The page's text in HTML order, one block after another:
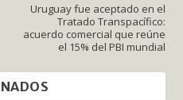
Uruguay fue aceptado en el
Tratado Transpacífico:
acuerdo comercial que reúne
el 15% del PBI mundial